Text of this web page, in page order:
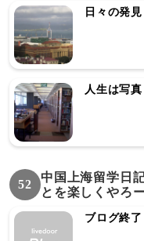
日々の発
人生は写
52
中国上海留学日
とを楽しくやろ
ブログ終了